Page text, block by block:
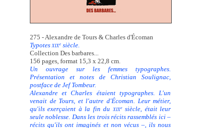
275 - Alexandre de Tours & Charles d'Écoman
TypotesXIXesiècle.
Collection Des barbares...
156 pages, format 15,3 x 22,8 cm.
Un ouvrage sur les femmes typographes.
Présentation et notes de Christian Soulignac,
postface de Jef Tombeur.
Alexandre et Charles étaient typographes. L'un
venait de Tours, et l'autre d'Écoman. Leur métier,
qu'ils exerçaient à la fin duXIXesiècle, était leur
seule noblesse. Dans les trois récits rassemblés ici –
récits qu'ils ont imaginés et non vécus –, ils nous